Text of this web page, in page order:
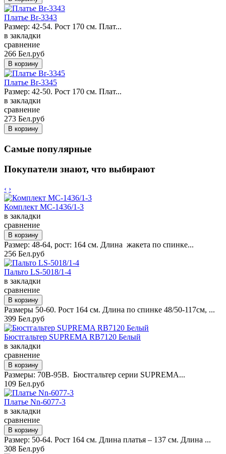
Платье Br-3343
Размер: 42-54. Рост 170 см. Плат...
в закладки
сравнение
266 Бел.руб
Платье Br-3345
Размер: 42-50. Рост 170 см. Плат...
в закладки
сравнение
273 Бел.руб
Самые популярные
Покупатели знают, что выбирают
‹ ›
Комплект MC-1436/1-3
в закладки
сравнение
Размер: 48-64, рост: 164 см. Длина жакета по спинке...
256 Бел.руб
Пальто LS-5018/1-4
в закладки
сравнение
Размеры 50-60. Рост 164 см. Длина по спинке 48/50-117см, ...
399 Бел.руб
Бюстгальтер SUPREMA RB7120 Белый
в закладки
сравнение
Размеры: 70B-95B. Бюстгальтер серии SUPREMA...
109 Бел.руб
Платье Nn-6077-3
в закладки
сравнение
Размер: 50-64. Рост 164 см. Длина платья – 137 см. Длина ...
308 Бел.руб